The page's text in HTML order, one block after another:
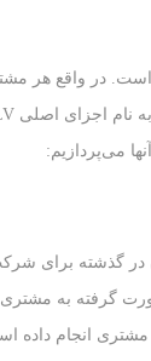
در واقع هر
می‌پردازیم:
گذشته برای شركت
گرفته به مشتری
انجام داده